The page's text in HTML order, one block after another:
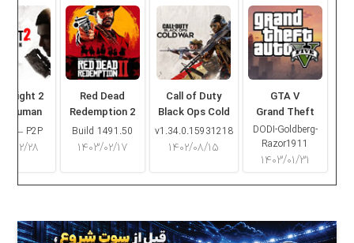
GTA V
Grand Theft
Auto V
DODI-Goldberg-
Razor1911
۱۴۰۳/۰۱/۳۱
Call of Duty
Black Ops Cold
War
v1.34.0.15931218
۱۴۰۲/۰۸/۱۵
Red Dead
Redemption 2
Build 1491.50
۱۴۰۳/۰۲/۱۷
Light 2
Human
– P2P
۱۴۰۳/